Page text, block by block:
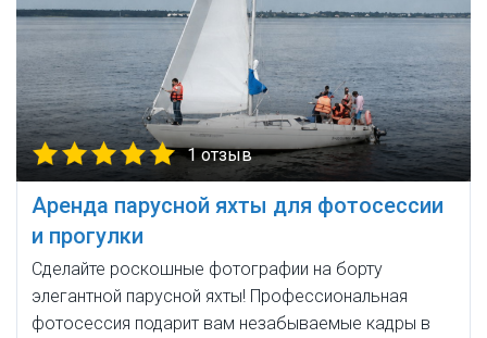
1 отзыв
Аренда парусной яхты для фотосессии
и прогулки
Сделайте роскошные фотографии на борту
элегантной парусной яхты! Профессиональная
фотосессия подарит вам незабываемые кадры в